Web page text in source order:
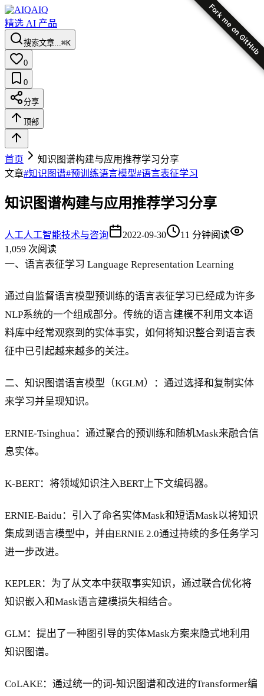
Fork me on GitHub
AIQ
精选 AI 产品
搜索文章...⌘K
0
0
分享
顶部
首页
知识图谱构建与应用推荐学习分享
文章#知识图谱#预训练语言模型#语言表征学习
知识图谱构建与应用推荐学习分享
人工人工智能技术与咨询 2022-09-30 11 分钟阅读
1,059 次阅读
一、语言表征学习 Language Representation Learning
通过自监督语言模型预训练的语言表征学习已经成为许多
NLP系统的一个组成部分。传统的语言建模不利用文本语
料库中经常观察到的实体事实，如何将知识整合到语言表
征中已引起越来越多的关注。
二、知识图谱语言模型（KGLM）：通过选择和复制实体
来学习并呈现知识。
ERNIE-Tsinghua：通过聚合的预训练和随机Mask来融合信
息实体。
K-BERT：将领域知识注入BERT上下文编码器。
ERNIE-Baidu：引入了命名实体Mask和短语Mask以将知识
集成到语言模型中，并由ERNIE 2.0通过持续的多任务学习
进一步改进。
KEPLER：为了从文本中获取事实知识，通过联合优化将
知识嵌入和Mask语言建模损失相结合。
GLM：提出了一种图引导的实体Mask方案来隐式地利用
知识图谱。
CoLAKE：通过统一的词-知识图谱和改进的Transformer编